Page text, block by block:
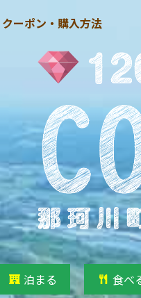
クーポン・購入方法
泊まる 食べ